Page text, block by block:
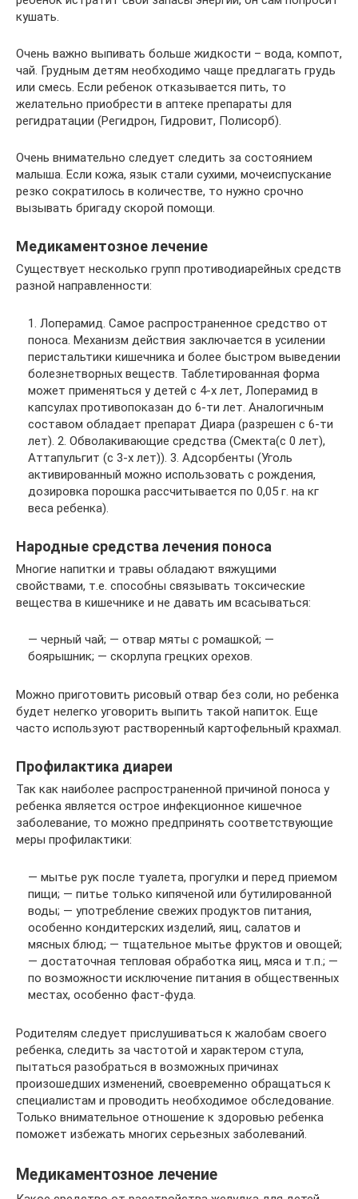
кушать.
Очень важно выпивать больше жидкости – вода, компот,
чай. Грудным детям необходимо чаще предлагать грудь
или смесь. Если ребенок отказывается пить, то
желательно приобрести в аптеке препараты для
регидратации (Регидрон, Гидровит, Полисорб).
Очень внимательно следует следить за состоянием
малыша. Если кожа, язык стали сухими, мочеиспускание
резко сократилось в количестве, то нужно срочно
вызывать бригаду скорой помощи.
Медикаментозное лечение
Существует несколько групп противодиарейных средств
разной направленности:
1. Лоперамид. Самое распространенное средство от
поноса. Механизм действия заключается в усилении
перистальтики кишечника и более быстром выведении
болезнетворных веществ. Таблетированная форма
может применяться у детей с 4-х лет, Лоперамид в
капсулах противопоказан до 6-ти лет. Аналогичным
составом обладает препарат Диара (разрешен с 6-ти
лет). 2. Обволакивающие средства (Смекта(с 0 лет),
Аттапульгит (с 3-х лет)). 3. Адсорбенты (Уголь
активированный можно использовать с рождения,
дозировка порошка рассчитывается по 0,05 г. на кг
веса ребенка).
Народные средства лечения поноса
Многие напитки и травы обладают вяжущими
свойствами, т.е. способны связывать токсические
вещества в кишечнике и не давать им всасываться:
— черный чай; — отвар мяты с ромашкой; —
боярышник; — скорлупа грецких орехов.
Можно приготовить рисовый отвар без соли, но ребенка
будет нелегко уговорить выпить такой напиток. Еще
часто используют растворенный картофельный крахмал.
Профилактика диареи
Так как наиболее распространенной причиной поноса у
ребенка является острое инфекционное кишечное
заболевание, то можно предпринять соответствующие
меры профилактики:
— мытье рук после туалета, прогулки и перед приемом
пищи; — питье только кипяченой или бутилированной
воды; — употребление свежих продуктов питания,
особенно кондитерских изделий, яиц, салатов и
мясных блюд; — тщательное мытье фруктов и овощей;
— достаточная тепловая обработка яиц, мяса и т.п.; —
по возможности исключение питания в общественных
местах, особенно фаст-фуда.
Родителям следует прислушиваться к жалобам своего
ребенка, следить за частотой и характером стула,
пытаться разобраться в возможных причинах
произошедших изменений, своевременно обращаться к
специалистам и проводить необходимое обследование.
Только внимательное отношение к здоровью ребенка
поможет избежать многих серьезных заболеваний.
Медикаментозное лечение